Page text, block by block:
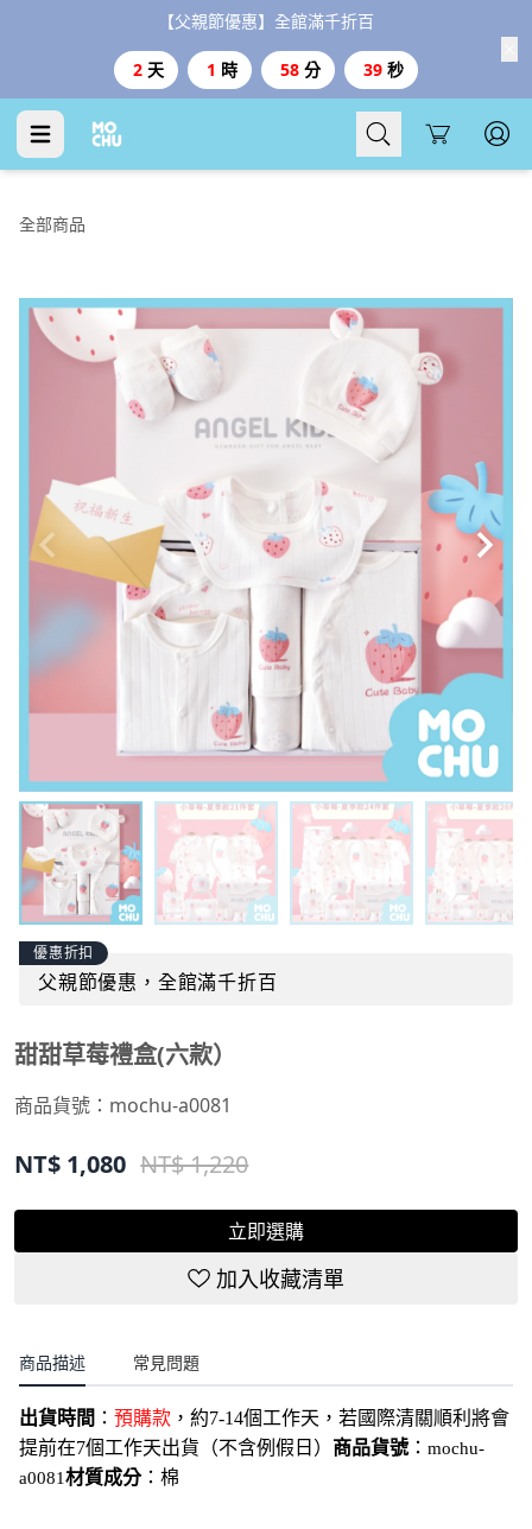
Cart
全部商品
優惠折扣
父親節優惠，全館滿千折百
甜甜草莓禮盒(六款）
商品貨號：mochu-a0081
NT$1,080 NT$ 1,220
立即選購
加入收藏清單
出貨時間 預購款，約7-14個工作天，若國際清關順利將會
提前在7個工作天出貨（不含例假日）商品貨號：mochu-
a0081材質成分：棉